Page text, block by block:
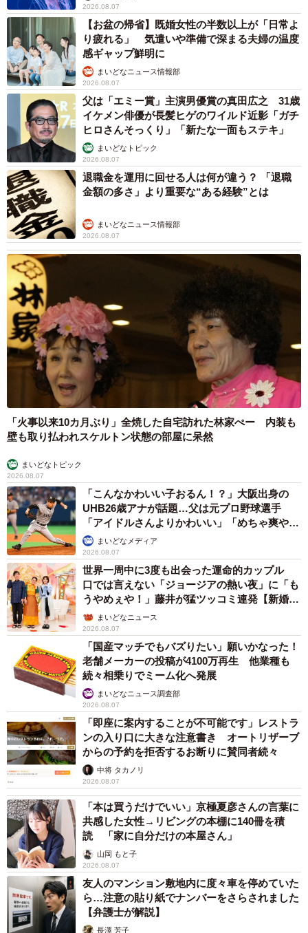
2026.08.07
【お盆の帰省】既婚女性の半数以上が「日常よ
り疲れる」 気遣いや準備で深まる夫婦の温度
感ギャップ鮮明に
まいどなニュース情報部
2026.08.07
父は「エミー賞」主演男優賞の真田広之 31歳
イケメン俳優が長髪ヒゲのワイルド近影「ガチ
ヒロさんそっくり」「新たな一面もステキ」
まいどなトピック
2026.08.07
退職金を運用に回せる人は何が違う？ 「退職
金額の多さ」より重要な“ある経験”とは
まいどなニュース情報部
2026.08.07
「火事以来10カ月ぶり」全焼した自宅訪れた林家ぺー 内装も
壁も取り払われスケルトン状態の部屋に呆然
まいどなトピック
2026.08.07
「こんなかわいい子おるん！？」大阪出身の
UHB26歳アナが話題…父は元プロ野球選手
「アイドルさんよりかわいい」「めちゃ爽や
か」まいどなメディア
2026.08.07
世界一周中に3度も出会った運命的カップル
口では言えない「ジョージアの熱い夜」に「も
うやめぇや！」藤井が猛ツッコミ連発【新婚さ
ん】まいどなニュース
2026.08.07
「国産マッチでもバズりたい」願いかなった！
老舗メーカーの投稿が4100万再生 他業種も
続々相乗りでミーム化へ発展
まいどなニュース調査部
2026.08.07
「即座に案内することが不可能です」レストラ
ンの入り口に大きな注意書き オートリザーブ
からの予約を拒否するお断りに賛同者続々
中将 タカノリ
2026.08.07
「本は買うだけでいい」京極夏彦さんの言葉に
共感した女性→リビングの本棚に140冊を積
読 「家に自分だけの本屋さん」
山岡 もと子
2026.08.07
友人のマンション敷地内に度々車を停めていた
ら…注意の貼り紙でナンバーをさらされました
【弁護士が解説】
長澤 芳子